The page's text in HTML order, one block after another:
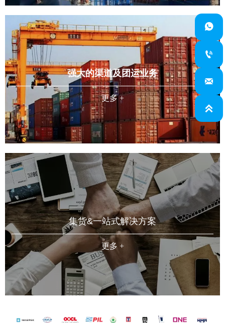
强大的渠道及团运业务
更多 +
集货&一站式解决方案
更多 +



